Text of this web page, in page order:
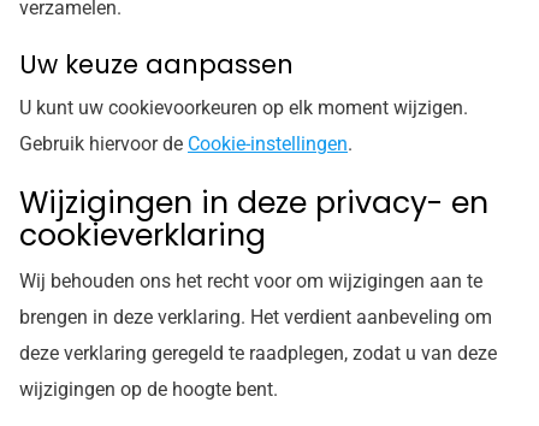
verzamelen.
Uw keuze aanpassen
U kunt uw cookievoorkeuren op elk moment wijzigen.
Gebruik hiervoor de Cookie-instellingen.
Wijzigingen in deze privacy- en
cookieverklaring
Wij behouden ons het recht voor om wijzigingen aan te
brengen in deze verklaring. Het verdient aanbeveling om
deze verklaring geregeld te raadplegen, zodat u van deze
wijzigingen op de hoogte bent.